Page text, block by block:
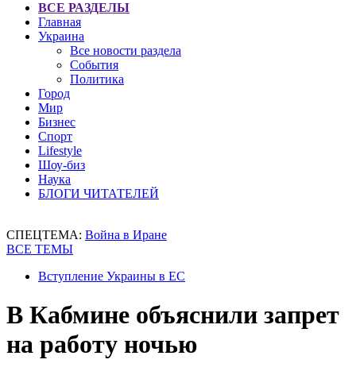
ВСЕ РАЗДЕЛЫ
Главная
Украина
Все новости раздела
События
Политика
Город
Мир
Бизнес
Спорт
Lifestyle
Шоу-биз
Наука
БЛОГИ ЧИТАТЕЛЕЙ
СПЕЦТЕМА: Война в Иране
ВСЕ ТЕМЫ
Вступление Украины в ЕС
В Кабмине объяснили запрет
на работу ночью